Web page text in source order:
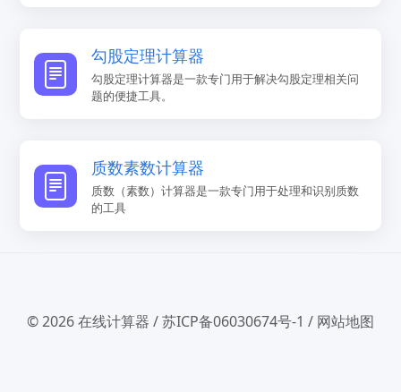
勾股定理计算器
勾股定理计算器是一款专门用于解决勾股定理相关问
题的便捷工具。
质数素数计算器
质数（素数）计算器是一款专门用于处理和识别质数
的工具
© 2026在线计算器 /苏ICP备06030674号-1 / 网站地图